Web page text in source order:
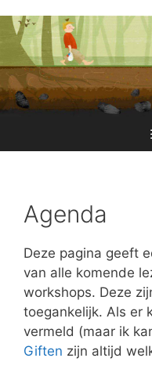
naar
inhoud
Agenda
Deze pagina geeft
van alle komende
workshops. Deze
toegankelijk. Als er
vermeld (maar ik
Giften zijn altijd